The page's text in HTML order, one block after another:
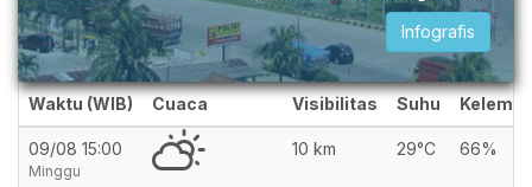
Infografis
Waktu (WIB) Cuaca Visibilitas Suhu
09/08 15:00
Minggu
10 km 29°C 66%